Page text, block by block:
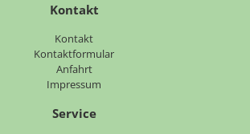
Kontakt
Kontakt
Kontaktformular
Anfahrt
Impressum
Service